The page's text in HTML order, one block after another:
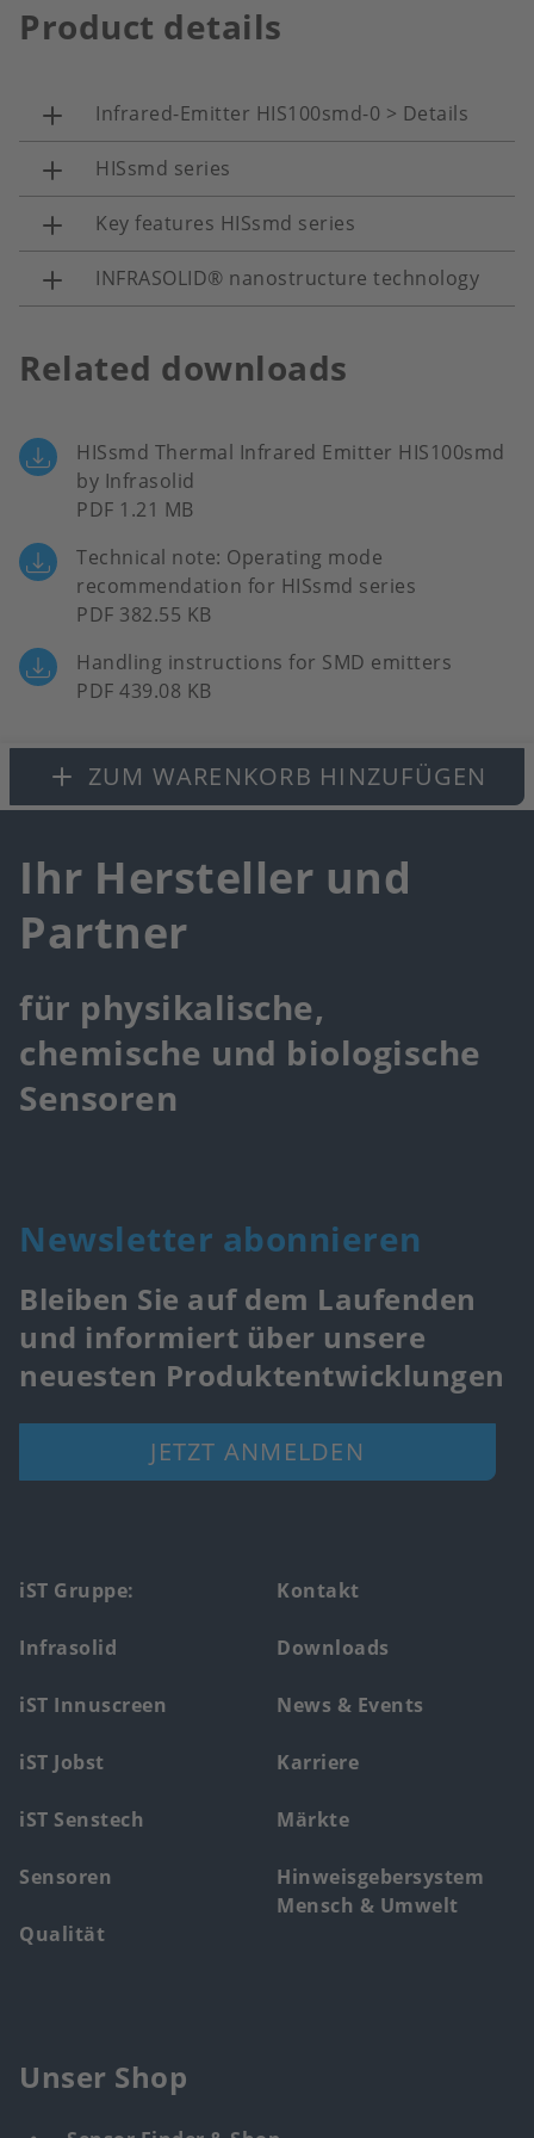
Product details
Infrared-Emitter HIS100smd-0 > Details
HISsmd series
Key features HISsmd series
INFRASOLID® nanostructure technology
Related downloads
HISsmd Thermal Infrared Emitter HIS100smd
by Infrasolid
PDF 1.21 MB
Technical note: Operating mode
recommendation for HISsmd series
PDF 382.55 KB
Handling instructions for SMD emitters
PDF 439.08 KB
ZUM WARENKORB HINZUFÜGEN
Ihr Hersteller und
Partner
für physikalische,
chemische und biologische
Sensoren
Newsletter abonnieren
Bleiben Sie auf dem Laufenden
und informiert über unsere
neuesten Produktentwicklungen
JETZT ANMELDEN
Footer
main
menu
iST Gruppe:
Infrasolid
iST Innuscreen
iST Jobst
iST Senstech
Sensoren
Qualität
Kontakt
Downloads
News & Events
Karriere
Märkte
Hinweisgebersystem
Mensch & Umwelt
Unser Shop